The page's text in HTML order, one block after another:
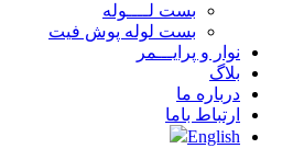
بست لــــوله
بست لوله پوش فیت
نوار و پرایـــمر
بلاگ
درباره ما
ارتباط باما
English